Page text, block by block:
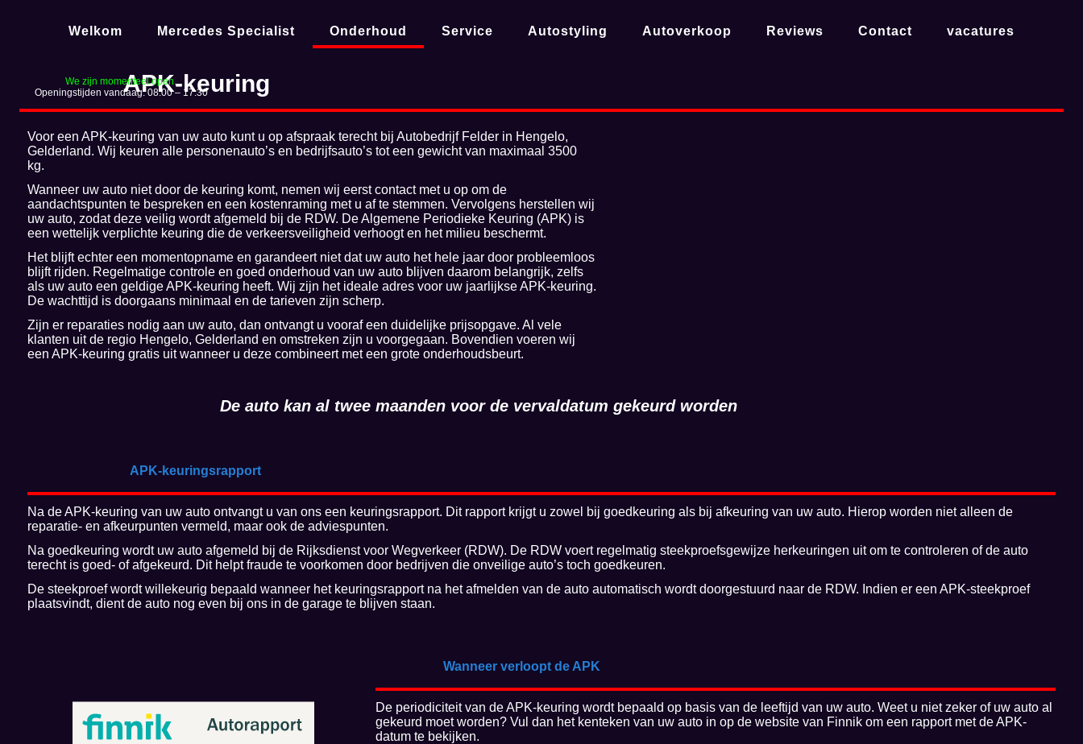
Welkom Mercedes Specialist Onderhoud Service Autostyling Autoverkoop Reviews Contact vacatures
We zijn momenteel open.
Openingstijden vandaag: 08:00 – 17:30
APK-keuring
Voor een APK-keuring van uw auto kunt u op afspraak terecht bij Autobedrijf Felder in Hengelo,
Gelderland. Wij keuren alle personenauto’s en bedrijfsauto’s tot een gewicht van maximaal 3500
kg.
Wanneer uw auto niet door de keuring komt, nemen wij eerst contact met u op om de
aandachtspunten te bespreken en een kostenraming met u af te stemmen. Vervolgens herstellen wij
uw auto, zodat deze veilig wordt afgemeld bij de RDW. De Algemene Periodieke Keuring (APK) is
een wettelijk verplichte keuring die de verkeersveiligheid verhoogt en het milieu beschermt.
Het blijft echter een momentopname en garandeert niet dat uw auto het hele jaar door probleemloos
blijft rijden. Regelmatige controle en goed onderhoud van uw auto blijven daarom belangrijk, zelfs
als uw auto een geldige APK-keuring heeft. Wij zijn het ideale adres voor uw jaarlijkse APK-keuring.
De wachttijd is doorgaans minimaal en de tarieven zijn scherp.
Zijn er reparaties nodig aan uw auto, dan ontvangt u vooraf een duidelijke prijsopgave. Al vele
klanten uit de regio Hengelo, Gelderland en omstreken zijn u voorgegaan. Bovendien voeren wij
een APK-keuring gratis uit wanneer u deze combineert met een grote onderhoudsbeurt.
De auto kan al twee maanden voor de vervaldatum gekeurd worden
APK-keuringsrapport
Na de APK-keuring van uw auto ontvangt u van ons een keuringsrapport. Dit rapport krijgt u zowel bij goedkeuring als bij afkeuring van uw auto. Hierop worden niet alleen de
reparatie- en afkeurpunten vermeld, maar ook de adviespunten.
Na goedkeuring wordt uw auto afgemeld bij de Rijksdienst voor Wegverkeer (RDW). De RDW voert regelmatig steekproefsgewijze herkeuringen uit om te controleren of de auto
terecht is goed- of afgekeurd. Dit helpt fraude te voorkomen door bedrijven die onveilige auto’s toch goedkeuren.
De steekproef wordt willekeurig bepaald wanneer het keuringsrapport na het afmelden van de auto automatisch wordt doorgestuurd naar de RDW. Indien er een APK-steekproef
plaatsvindt, dient de auto nog even bij ons in de garage te blijven staan.
Wanneer verloopt de APK
De periodiciteit van de APK-keuring wordt bepaald op basis van de leeftijd van uw auto. Weet u niet zeker of uw auto al
gekeurd moet worden? Vul dan het kenteken van uw auto in op de website van Finnik om een rapport met de APK-
datum te bekijken.